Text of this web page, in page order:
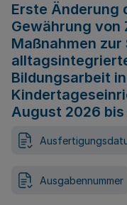
Erste Änderung
Gewährung von
Maßnahmen
Bildungsarbeit in
August 2026
Ausgabennummer